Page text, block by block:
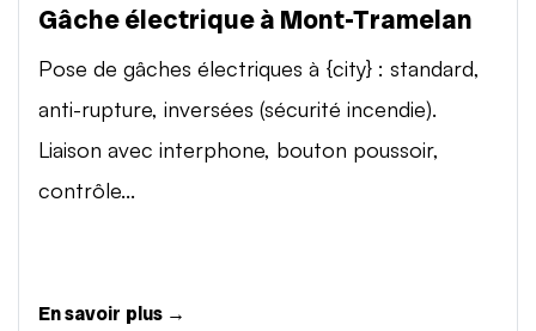
Gâche électrique à Mont-Tramelan
Pose de gâches électriques à {city} : standard,
anti-rupture, inversées (sécurité incendie).
Liaison avec interphone, bouton poussoir,
contrôle...
En savoir plus →